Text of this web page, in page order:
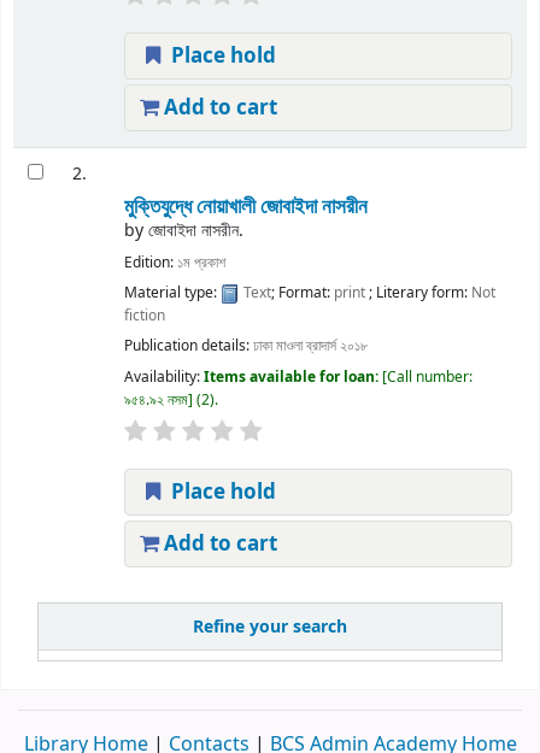
Refine your search
Place hold
Add to cart
2.
মুক্তিযুদ্ধে নোয়াখালীজোবাইদা নাসরীন
byজোবাইদা নাসরীন.
Edition: ১ম প্রকাশ
Material type:
Text; Format: print; Literary form: Not
fiction
Publication details:ঢাকামাওলা ব্রাদার্স ২০১৮
Availability:Items available for loan: Call number:
৯৫৪.৯২ নসম (2).
Place hold
Add to cart
Library Home | Contacts | BCS Admin Academy Home